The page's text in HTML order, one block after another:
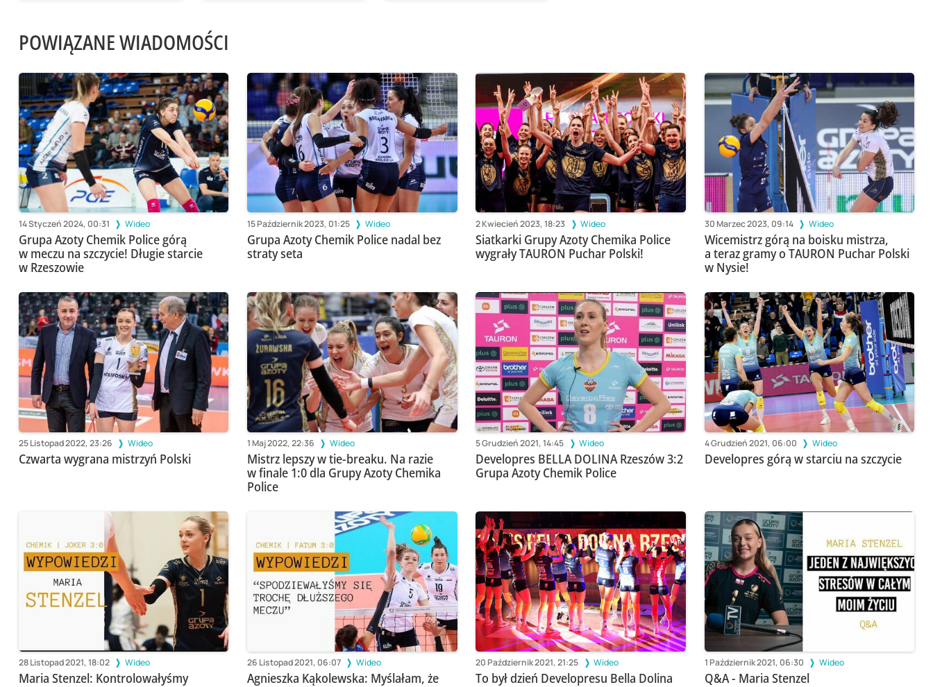
POWIĄZANE WIADOMOŚCI
14 Styczeń 2024, 00:31 Wideo
Grupa Azoty Chemik Police górą
w meczu na szczycie! Długie starcie
w Rzeszowie
15 Październik 2023, 01:25 Wideo
Grupa Azoty Chemik Police nadal bez
straty seta
2 Kwiecień 2023, 18:23 Wideo
Siatkarki Grupy Azoty Chemika Police
wygrały TAURON Puchar Polski!
30 Marzec 2023, 09:14 Wideo
Wicemistrz górą na boisku mistrza,
a teraz gramy o TAURON Puchar Polski
w Nysie!
25 Listopad 2022, 23:26 Wideo
Czwarta wygrana mistrzyń Polski
1 Maj 2022, 22:36 Wideo
Mistrz lepszy w tie-breaku. Na razie
w finale 1:0 dla Grupy Azoty Chemika
Police
5 Grudzień 2021, 14:45 Wideo
Developres BELLA DOLINA Rzeszów 3:2
Grupa Azoty Chemik Police
4 Grudzień 2021, 06:00 Wideo
Developres górą w starciu na szczycie
28 Listopad 2021, 18:02 Wideo
Maria Stenzel: Kontrolowałyśmy
26 Listopad 2021, 06:07 Wideo
Agnieszka Kąkolewska: Myślałam, że
20 Październik 2021, 21:25 Wideo
To był dzień Developresu Bella Dolina
1 Październik 2021, 06:30 Wideo
Q&A - Maria Stenzel